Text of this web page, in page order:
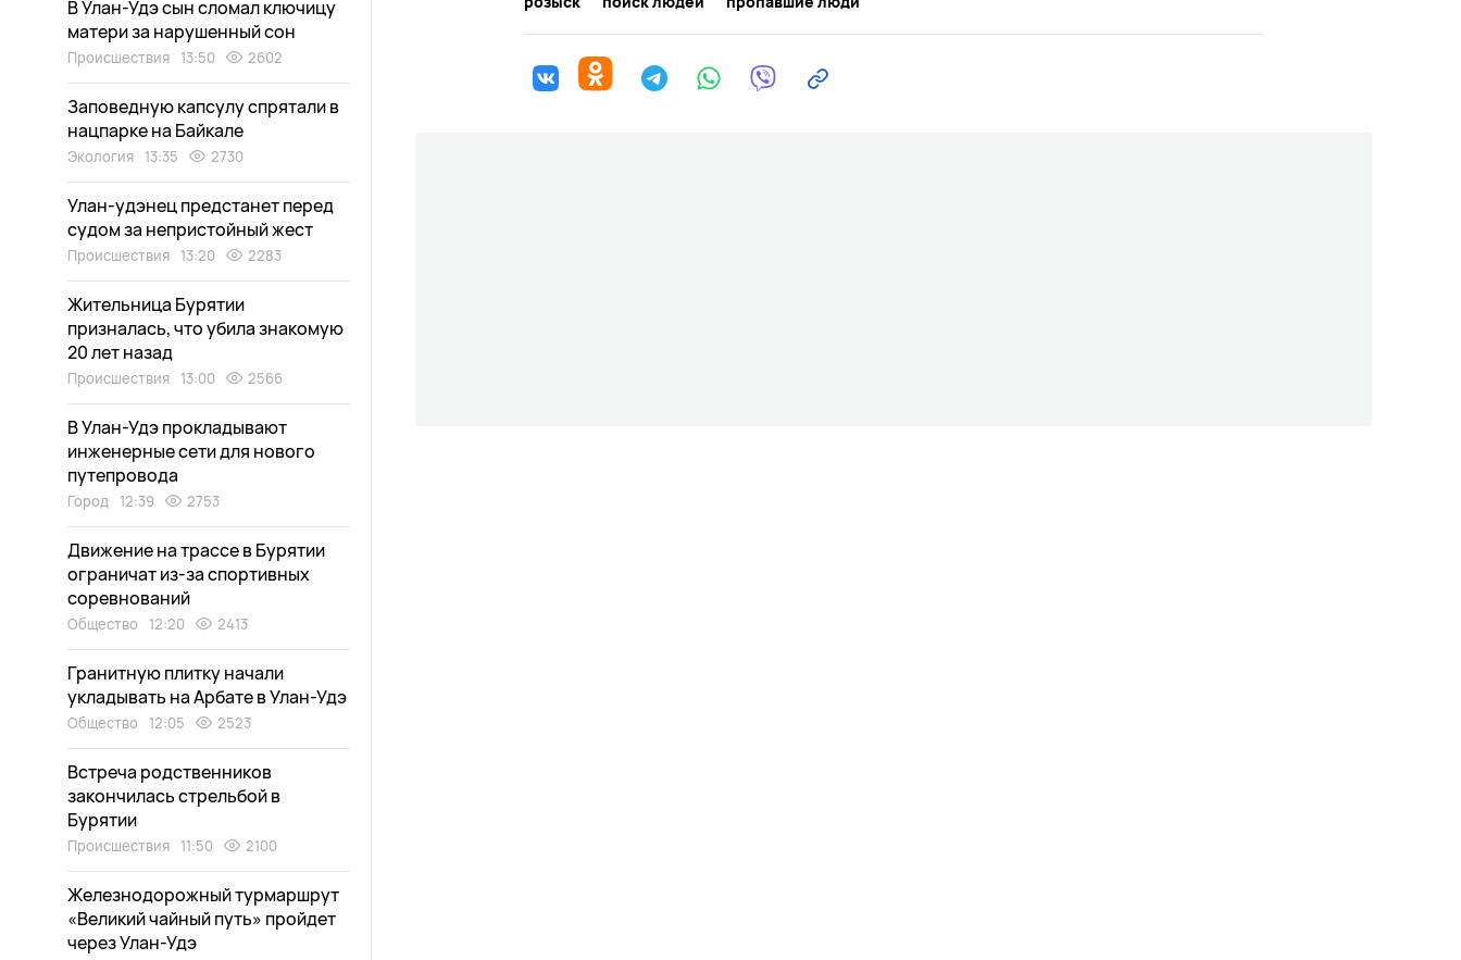
В Улан-Удэ сын сломал ключицу
матери за нарушенный сон
Происшествия 13:50 2602
Заповедную капсулу спрятали в
нацпарке на Байкале
Экология 13:35 2730
Улан-удэнец предстанет перед
судом за непристойный жест
Происшествия 13:20 2283
Жительница Бурятии
призналась, что убила знакомую
20 лет назад
Происшествия 13:00 2566
В Улан-Удэ прокладывают
инженерные сети для нового
путепровода
Город 12:39 2753
Движение на трассе в Бурятии
ограничат из-за спортивных
соревнований
Общество 12:20 2413
Гранитную плитку начали
укладывать на Арбате в Улан-Удэ
Общество 12:05 2523
Встреча родственников
закончилась стрельбой в
Бурятии
Происшествия 11:50 2100
Железнодорожный турмаршрут
«Великий чайный путь» пройдет
через Улан-Удэ